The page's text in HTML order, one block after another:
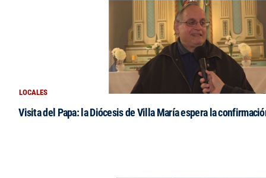
LOCALES
Visita del Papa: la Diócesis de Villa María espera la